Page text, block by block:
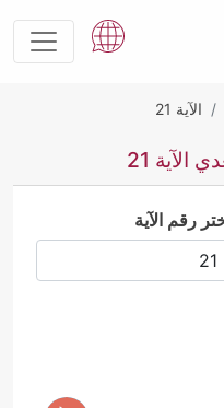
الآية 21
21
رقم الآية